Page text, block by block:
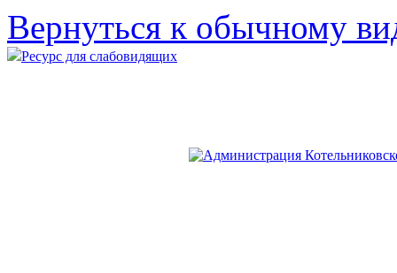
Вернуться к обычному
Ресурс для слабовидящих